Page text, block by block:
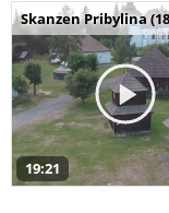
Skanzen Pribylina
19:21